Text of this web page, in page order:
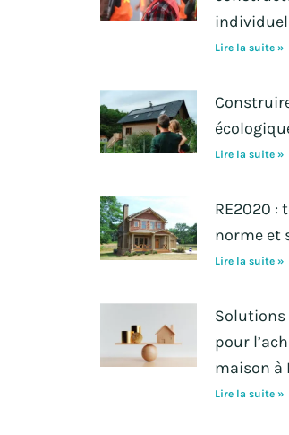
Lire la suite »
Lire la suite »
RE2020 :
norme et
Lire la suite »
pour
maison à
Lire la suite »